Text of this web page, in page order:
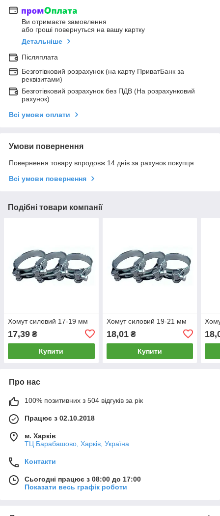
Ви отримаєте замовлення
або гроші повернуться на вашу картку
Детальніше
Післяплата
Безготівковий розрахунок (на карту ПриватБанк за
реквізитами)
Безготівковий розрахунок без ПДВ (На розрахунковий
рахунок)
Всі умови оплати
Умови повернення
Повернення товару впродовж 14 днів за рахунок покупця
Всі умови повернення
Подібні товари компанії
Хомут силовий 17-19 мм
17,39 ₴
Купити
Хомут силовий 19-21 мм
18,01₴
Купити
Про нас
100% позитивних з 504 відгуків за рік
Працює з 02.10.2018
м. Харків
ТЦ Барабашово, Харків, Україна
Контакти
Сьогодні працює з 08:00 до 17:00
Показати весь графік роботи